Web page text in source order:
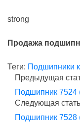
strong
Продажа
Теги: Подшипники
Предыдущая
Подшипник 7524
Следующая
Подшипник 7528